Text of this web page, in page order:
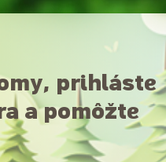
prihláste
a pomôžte